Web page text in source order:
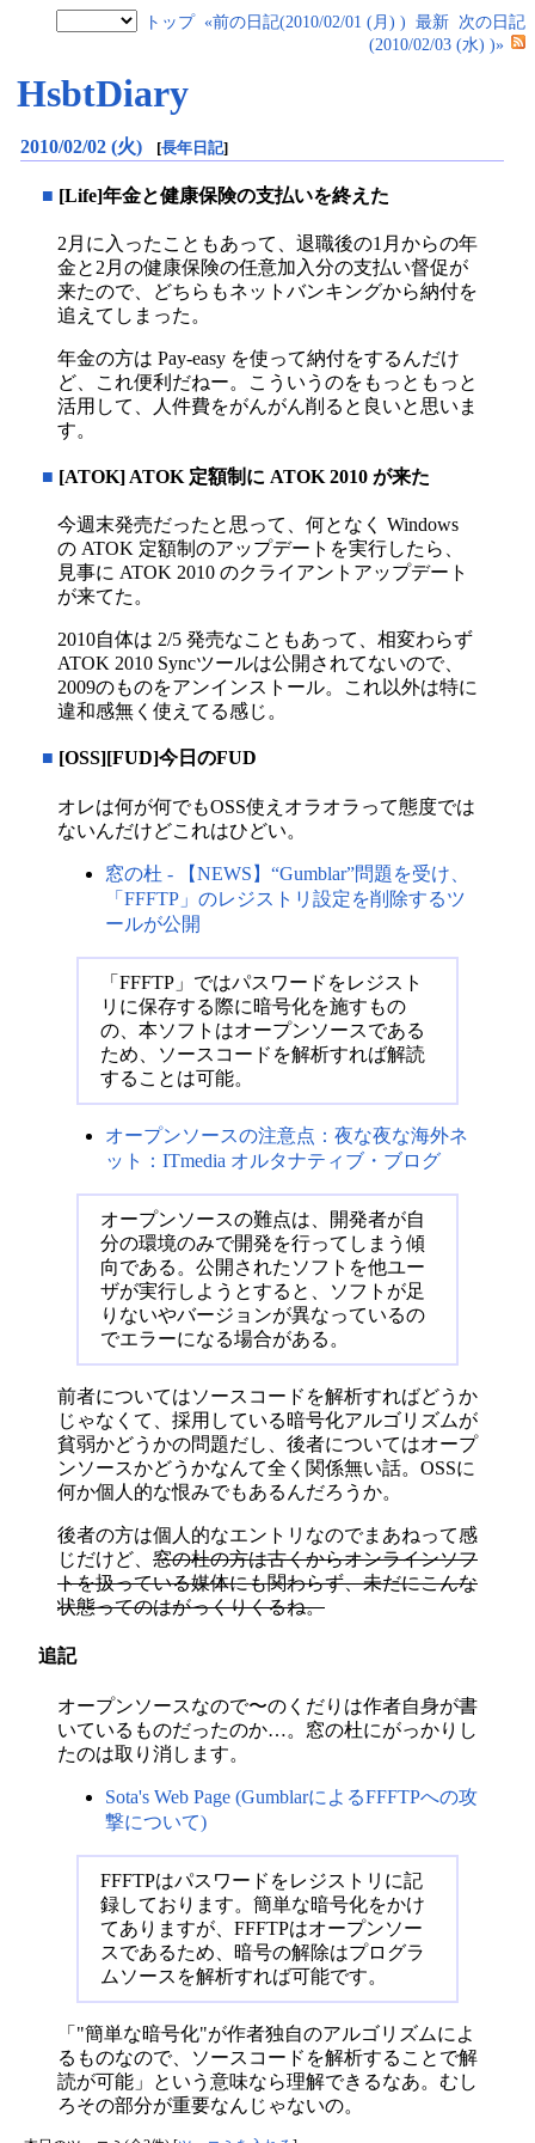
トップ «前の日記(2010/02/01 (月) ) 最新 次の日記
(2010/02/03 (水) )»
HsbtDiary
2010/02/02 (火) [長年日記]
■ [Life]年金と健康保険の支払いを終えた
2月に入ったこともあって、退職後の1月からの年
金と2月の健康保険の任意加入分の支払い督促が
来たので、どちらもネットバンキングから納付を
追えてしまった。
年金の方は Pay-easy を使って納付をするんだけ
ど、これ便利だねー。こういうのをもっともっと
活用して、人件費をがんがん削ると良いと思いま
す。
■ [ATOK] ATOK 定額制に ATOK 2010 が来た
今週末発売だったと思って、何となく Windows
の ATOK 定額制のアップデートを実行したら、
見事に ATOK 2010 のクライアントアップデート
が来てた。
2010自体は 2/5 発売なこともあって、相変わらず
ATOK 2010 Syncツールは公開されてないので、
2009のものをアンインストール。これ以外は特に
違和感無く使えてる感じ。
■ [OSS][FUD]今日のFUD
オレは何が何でもOSS使えオラオラって態度では
ないんだけどこれはひどい。
窓の杜 - 【NEWS】“Gumblar”問題を受け、
「FFFTP」のレジストリ設定を削除するツ
ールが公開
「FFFTP」ではパスワードをレジスト
リに保存する際に暗号化を施すもの
の、本ソフトはオープンソースである
ため、ソースコードを解析すれば解読
することは可能。
オープンソースの注意点：夜な夜な海外ネ
ット：ITmedia オルタナティブ・ブログ
オープンソースの難点は、開発者が自
分の環境のみで開発を行ってしまう傾
向である。公開されたソフトを他ユー
ザが実行しようとすると、ソフトが足
りないやバージョンが異なっているの
でエラーになる場合がある。
前者についてはソースコードを解析すればどうか
じゃなくて、採用している暗号化アルゴリズムが
貧弱かどうかの問題だし、後者についてはオープ
ンソースかどうかなんて全く関係無い話。OSSに
何か個人的な恨みでもあるんだろうか。
後者の方は個人的なエントリなのでまあねって感
じだけど、 窓の杜の方は古くからオンラインソフ
トを扱っている媒体にも関わらず、未だにこんな
状態ってのはがっくりくるね。
追記
オープンソースなので〜のくだりは作者自身が書
いているものだったのか…。窓の杜にがっかりし
たのは取り消します。
Sota's Web Page (GumblarによるFFFTPへの攻
撃について)
FFFTPはパスワードをレジストリに記
録しております。簡単な暗号化をかけ
てありますが、FFFTPはオープンソー
スであるため、暗号の解除はプログラ
ムソースを解析すれば可能です。
「"簡単な暗号化"が作者独自のアルゴリズムによ
るものなので、ソースコードを解析することで解
読が可能」という意味なら理解できるなあ。むし
ろその部分が重要なんじゃないの。